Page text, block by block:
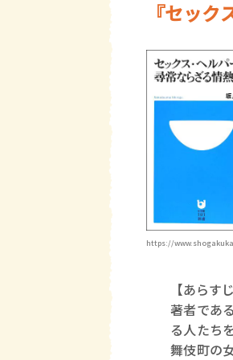
『セッ
https://
【あらすじ
著者であ
る人たち
舞伎町の